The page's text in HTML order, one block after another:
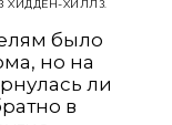
ХИДДЕН-ХИЛЛЗ.
было
но на
ли
в